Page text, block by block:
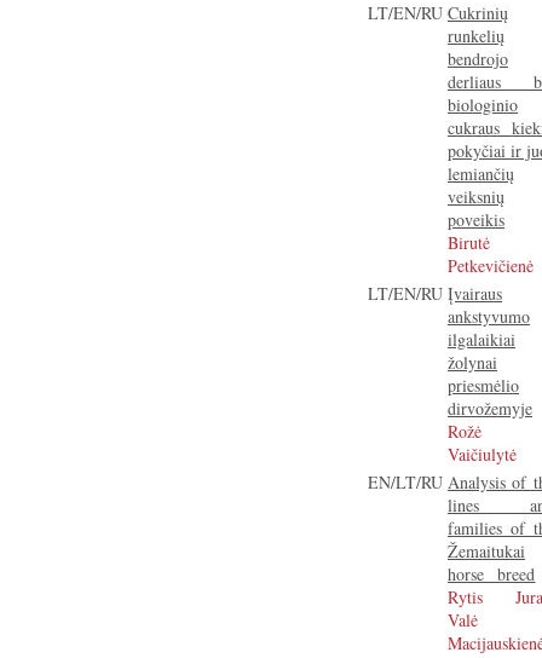
LT/EN/RU Cukrinių
runkelių
bendrojo
derliaus
biologinio
cukraus
pokyčiai ir
lemiančių
veiksnių
poveikis
Birutė
Petkevičienė
LT/EN/RU Įvairaus
ankstyvumo
ilgalaikiai
žolynai
priesmėlio
dirvožemyje
Rožė
Vaičiulytė
EN/LT/RU Analysis of
lines
families of
Žemaitukai
horse breed
Rytis
Valė